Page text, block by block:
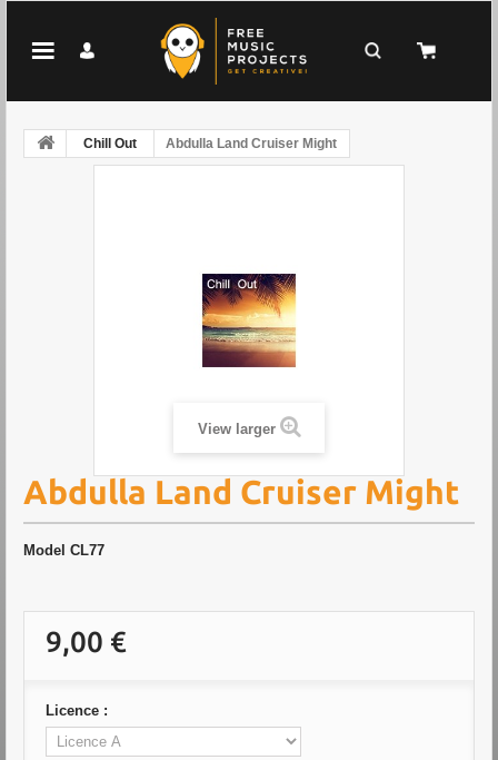
Chill Out Abdulla Land Cruiser Might
View larger
Abdulla Land Cruiser Might
Model CL77
9,00 €
Licence :